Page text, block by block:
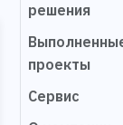
решения
проекты
Сервис